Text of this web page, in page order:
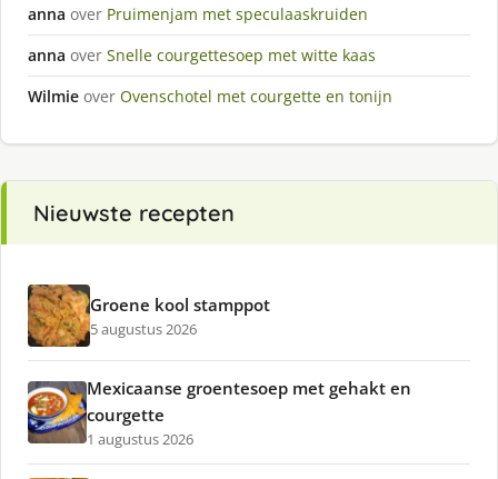
anna over Pruimenjam met speculaaskruiden
anna over Snelle courgettesoep met witte kaas
Wilmie over Ovenschotel met courgette en tonijn
Nieuwste recepten
Groene kool stamppot
5 augustus 2026
Mexicaanse groentesoep met gehakt en
courgette
1 augustus 2026